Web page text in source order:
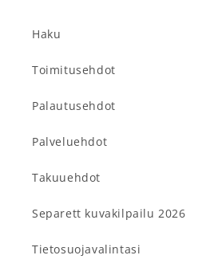
Haku
Toimitusehdot
Palautusehdot
Palveluehdot
Takuuehdot
Separett kuvakilpailu 2026
Tietosuojavalintasi